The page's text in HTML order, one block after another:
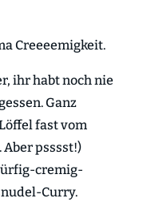
Creeeemigkeit.
ihr habt noch nie
Ganz
fast vom
Aber psssst!)
cremig-
Curry.